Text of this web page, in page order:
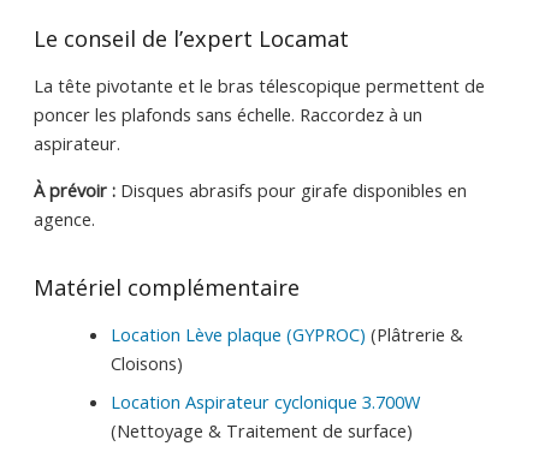
Le conseil de l’expert Locamat
La tête pivotante et le bras télescopique permettent de
poncer les plafonds sans échelle. Raccordez à un
aspirateur.
À prévoir :Disques abrasifs pour girafe disponibles en
agence.
Matériel complémentaire
Location Lève plaque (GYPROC) (Plâtrerie &
Cloisons)
Location Aspirateur cyclonique 3.700W
(Nettoyage & Traitement de surface)